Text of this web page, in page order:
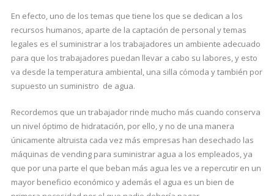
En efecto, uno de los temas que tiene los que se dedican a los
recursos humanos, aparte de la captación de personal y temas
legales es el suministrar a los trabajadores un ambiente adecuado
para que los trabajadores puedan llevar a cabo su labores, y esto
va desde la temperatura ambiental, una silla cómoda y también por
supuesto un suministro de agua.
Recordemos que un trabajador rinde mucho más cuando conserva
un nivel óptimo de hidratación, por ello, y no de una manera
únicamente altruista cada vez más empresas han desechado las
máquinas de vending para suministrar agua a los empleados, ya
que por una parte el que beban más agua les ve a repercutir en un
mayor beneficio económico y además el agua es un bien de